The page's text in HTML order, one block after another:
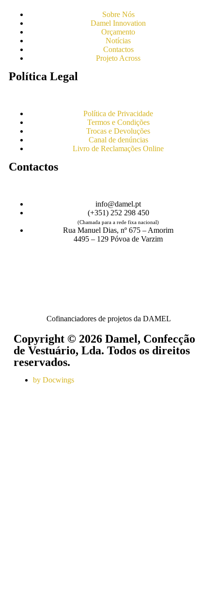
Sobre Nós
Damel Innovation
Orçamento
Notícias
Contactos
Projeto Across
Política Legal
Política de Privacidade
Termos e Condições
Trocas e Devoluções
Canal de denúncias
Livro de Reclamações Online
Contactos
info@damel.pt
(+351) 252 298 450
(Chamada para a rede fixa nacional)
Rua Manuel Dias, nº 675 – Amorim
4495 – 129 Póvoa de Varzim
Cofinanciadores de projetos da DAMEL
Copyright © 2026 Damel, Confecção
de Vestuário, Lda. Todos os direitos
reservados.
by Docwings